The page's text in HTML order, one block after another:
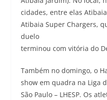
cidades, entre elas
Atibaia Super Chargers,
duelo
terminou com vitória do
Também no domingo, o
show em quadra na Liga
São Paulo – LHESP. Os